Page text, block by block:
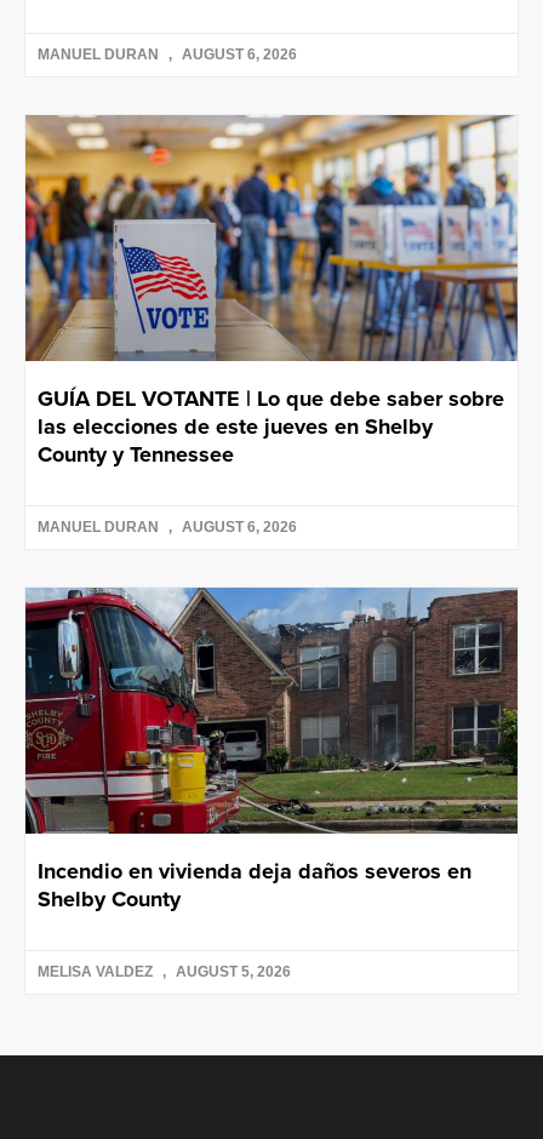
MANUEL DURAN AUGUST 6, 2026
GUÍA DEL VOTANTE | Lo que debe saber sobre
las elecciones de este jueves en Shelby
County y Tennessee
MANUEL DURAN AUGUST 6, 2026
Incendio en vivienda deja daños severos en
Shelby County
MELISA VALDEZ AUGUST 5, 2026